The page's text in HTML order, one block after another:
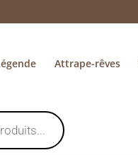
Attrape-rêves